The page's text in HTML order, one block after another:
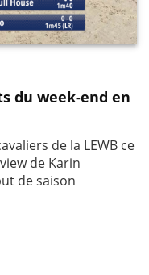
du week-end en
de la LEWB ce
de Karin
de saison